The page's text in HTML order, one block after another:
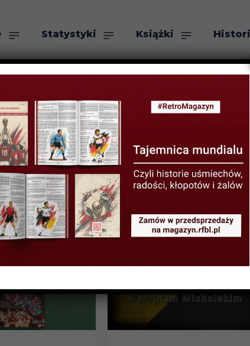
Statystyki Książki